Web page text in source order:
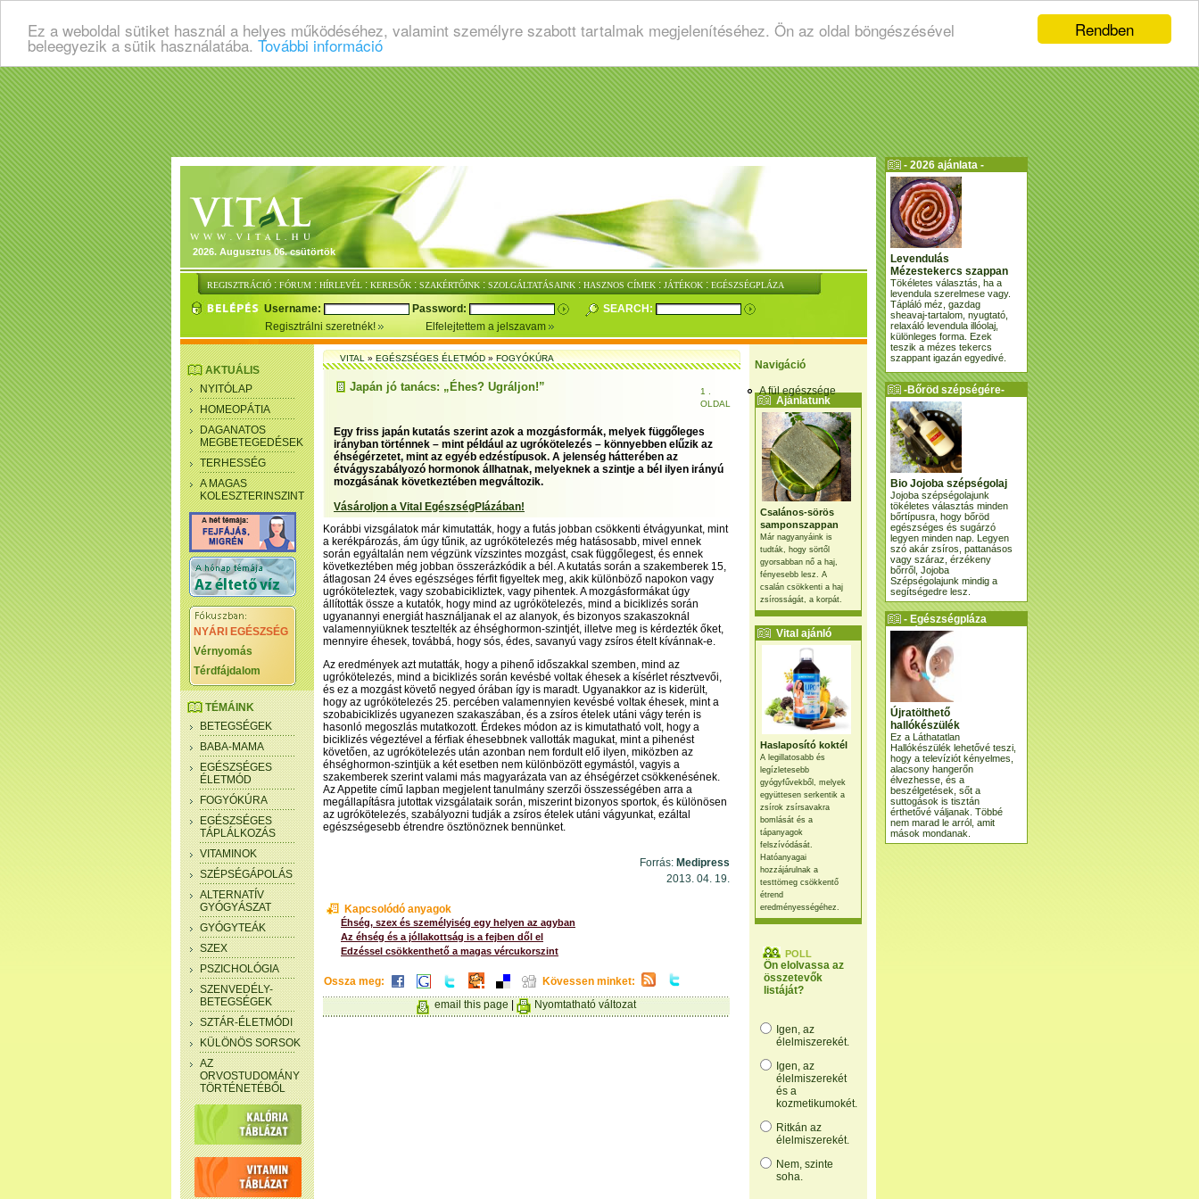
Rendben
Ez a weboldal sütiket használ a helyes működéséhez, valamint személyre szabott tartalmak megjelenítéséhez. Ön az oldal böngészésével
beleegyezik a sütik használatába. További információ
2026. Augusztus 06. csütörtök
REGISZTRÁCIÓ : FÓRUM : HÍRLEVÉL : KERESŐK : SZAKÉRTŐINK : SZOLGÁLTATÁSAINK : HASZNOS CÍMEK : JÁTÉKOK : EGÉSZSÉGPLÁZA
Username: Password:
SEARCH:
Regisztrálni szeretnék!
Elfelejtettem a jelszavam
Navigáció
A fül egészsége
Ajánlatunk
Csalános-sörös
samponszappan
Már nagyanyáink is
tudták, hogy sörtől
gyorsabban nő a haj,
fényesebb lesz. A
csalán csökkenti a haj
zsírosságát, a korpát.
Vital ajánló
Haslaposító koktél
A legillatosabb és
legízletesebb
gyógyfűvekből, melyek
együttesen serkentik a
zsírok zsírsavakra
bomlását és a
tápanyagok
felszívódását.
Hatóanyagai
hozzájárulnak a
testtömeg csökkentő
étrend
eredményességéhez.
POLL
Ön elolvassa az
összetevők
listáját?
Igen, az
élelmiszerekét.
Igen, az
élelmiszerekét
és a
kozmetikumokét.
Ritkán az
élelmiszerekét.
Nem, szinte
soha.
AKTUÁLIS
NYITÓLAP
HOMEOPÁTIA
DAGANATOS
MEGBETEGEDÉSEK
TERHESSÉG
A MAGAS
KOLESZTERINSZINT
NYÁRI EGÉSZSÉG
Vérnyomás
Térdfájdalom
TÉMÁINK
BETEGSÉGEK
BABA-MAMA
EGÉSZSÉGES
ÉLETMÓD
FOGYÓKÚRA
EGÉSZSÉGES
TÁPLÁLKOZÁS
VITAMINOK
SZÉPSÉGÁPOLÁS
ALTERNATÍV
GYÓGYÁSZAT
GYÓGYTEÁK
SZEX
PSZICHOLÓGIA
SZENVEDÉLY-
BETEGSÉGEK
SZTÁR-ÉLETMÓDI
KÜLÖNÖS SORSOK
AZ
ORVOSTUDOMÁNY
TÖRTÉNETÉBŐL
VITAL»EGÉSZSÉGES ÉLETMÓD»FOGYÓKÚRA
Japán jó tanács: „Éhes? Ugráljon!”
1 .
OLDAL
Egy friss japán kutatás szerint azok a mozgásformák, melyek függőleges
irányban történnek – mint például az ugrókötelezés – könnyebben elűzik az
éhségérzetet, mint az egyéb edzéstípusok. A jelenség hátterében az
étvágyszabályozó hormonok állhatnak, melyeknek a szintje a bél ilyen irányú
mozgásának következtében megváltozik.
Vásároljon a Vital EgészségPlázában!
Korábbi vizsgálatok már kimutatták, hogy a futás jobban csökkenti étvágyunkat, mint
a kerékpározás, ám úgy tűnik, az ugrókötelezés még hatásosabb, mivel ennek
során egyáltalán nem végzünk vízszintes mozgást, csak függőlegest, és ennek
következtében még jobban összerázkódik a bél. A kutatás során a szakemberek 15,
átlagosan 24 éves egészséges férfit figyeltek meg, akik különböző napokon vagy
ugróköteleztek, vagy szobabicikliztek, vagy pihentek. A mozgásformákat úgy
állították össze a kutatók, hogy mind az ugrókötelezés, mind a biciklizés során
ugyanannyi energiát használjanak el az alanyok, és bizonyos szakaszoknál
valamennyiüknek tesztelték az éhséghormon-szintjét, illetve meg is kérdezték őket,
mennyire éhesek, továbbá, hogy sós, édes, savanyú vagy zsíros ételt kívánnak-e.
Az eredmények azt mutatták, hogy a pihenő időszakkal szemben, mind az
ugrókötelezés, mind a biciklizés során kevésbé voltak éhesek a kísérlet résztvevői,
és ez a mozgást követő negyed órában így is maradt. Ugyanakkor az is kiderült,
hogy az ugrókötelezés 25. percében valamennyien kevésbé voltak éhesek, mint a
szobabiciklizés ugyanezen szakaszában, és a zsíros ételek utáni vágy terén is
hasonló megoszlás mutatkozott. Érdekes módon az is kimutatható volt, hogy a
biciklizés végeztével a férfiak éhesebbnek vallották magukat, mint a pihenést
követően, az ugrókötelezés után azonban nem fordult elő ilyen, miközben az
éhséghormon-szintjük a két esetben nem különbözött egymástól, vagyis a
szakemberek szerint valami más magyarázata van az éhségérzet csökkenésének.
Az Appetite című lapban megjelent tanulmány szerzői összességében arra a
megállapításra jutottak vizsgálataik során, miszerint bizonyos sportok, és különösen
az ugrókötelezés, szabályozni tudják a zsíros ételek utáni vágyunkat, ezáltal
egészségesebb étrendre ösztönöznek bennünket.
Forrás: Medipress
2013. 04. 19.
Kapcsolódó anyagok
Éhség, szex és személyiség egy helyen az agyban
Az éhség és a jóllakottság is a fejben dől el
Edzéssel csökkenthető a magas vércukorszint
Ossza meg:
Kövessen minket:
email this page
Nyomtatható változat
- 2026 ajánlata -
Levendulás
Mézestekercs szappan
Tökéletes választás, ha a
levendula szerelmese vagy.
Tápláló méz, gazdag
sheavaj-tartalom, nyugtató,
relaxáló levendula illóolaj,
különleges forma. Ezek
teszik a mézes tekercs
szappant igazán egyedivé.
-Bőröd szépségére-
Bio Jojoba szépségolaj
Jojoba szépségolajunk
tökéletes választás minden
bőrtípusra, hogy bőröd
egészséges és sugárzó
legyen minden nap. Legyen
szó akár zsíros, pattanásos
vagy száraz, érzékeny
bőrről, Jojoba
Szépségolajunk mindig a
segítségedre lesz.
- Egészségpláza
ajánlatunk -
Újratölthető
hallókészülék
Ez a Láthatatlan
Hallókészülék lehetővé teszi,
hogy a televíziót kényelmes,
alacsony hangerőn
élvezhesse, és a
beszélgetések, sőt a
suttogások is tisztán
érthetővé váljanak. Többé
nem marad le arról, amit
mások mondanak.